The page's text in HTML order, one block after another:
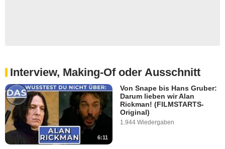
Interview, Making-Of oder Ausschnitt
6:11
Von Snape bis Hans Gruber:
Darum lieben wir Alan
Rickman! (FILMSTARTS-
Original)
1.944 Wiedergaben